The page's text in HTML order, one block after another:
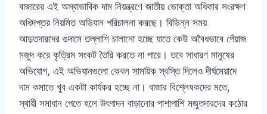
বাজারের এই অস্বাভাবিক দাম নিয়ন্ত্রণে জাতীয় ভোক্তা অধিকার সংরক্ষণ
অধিদপ্তর নিয়মিত অভিযান পরিচালনা করছে। বিভিন্ন সময়
আড়তদারদের গুদামে তল্লাশি চালানো হচ্ছে যাতে কেউ অবৈধভাবে পেঁয়াজ
মজুদ করে কৃত্রিম সংকট তৈরি করতে না পারে। তবে সাধারণ মানুষের
অভিযোগ, এই অভিযানগুলো কেবল সাময়িক স্বস্তি দিলেও দীর্ঘমেয়াদে
দাম কমাতে খুব একটা কার্যকর হচ্ছে না। বাজার বিশ্লেষকদের মতে,
স্থায়ী সমাধান পেতে হলে উৎপাদন বাড়ানোর পাশাপাশি মজুতদারদের কঠোর